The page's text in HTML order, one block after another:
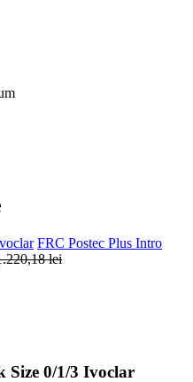
FRC Postec Plus Intro
lei
Size 0/1/3 Ivoclar